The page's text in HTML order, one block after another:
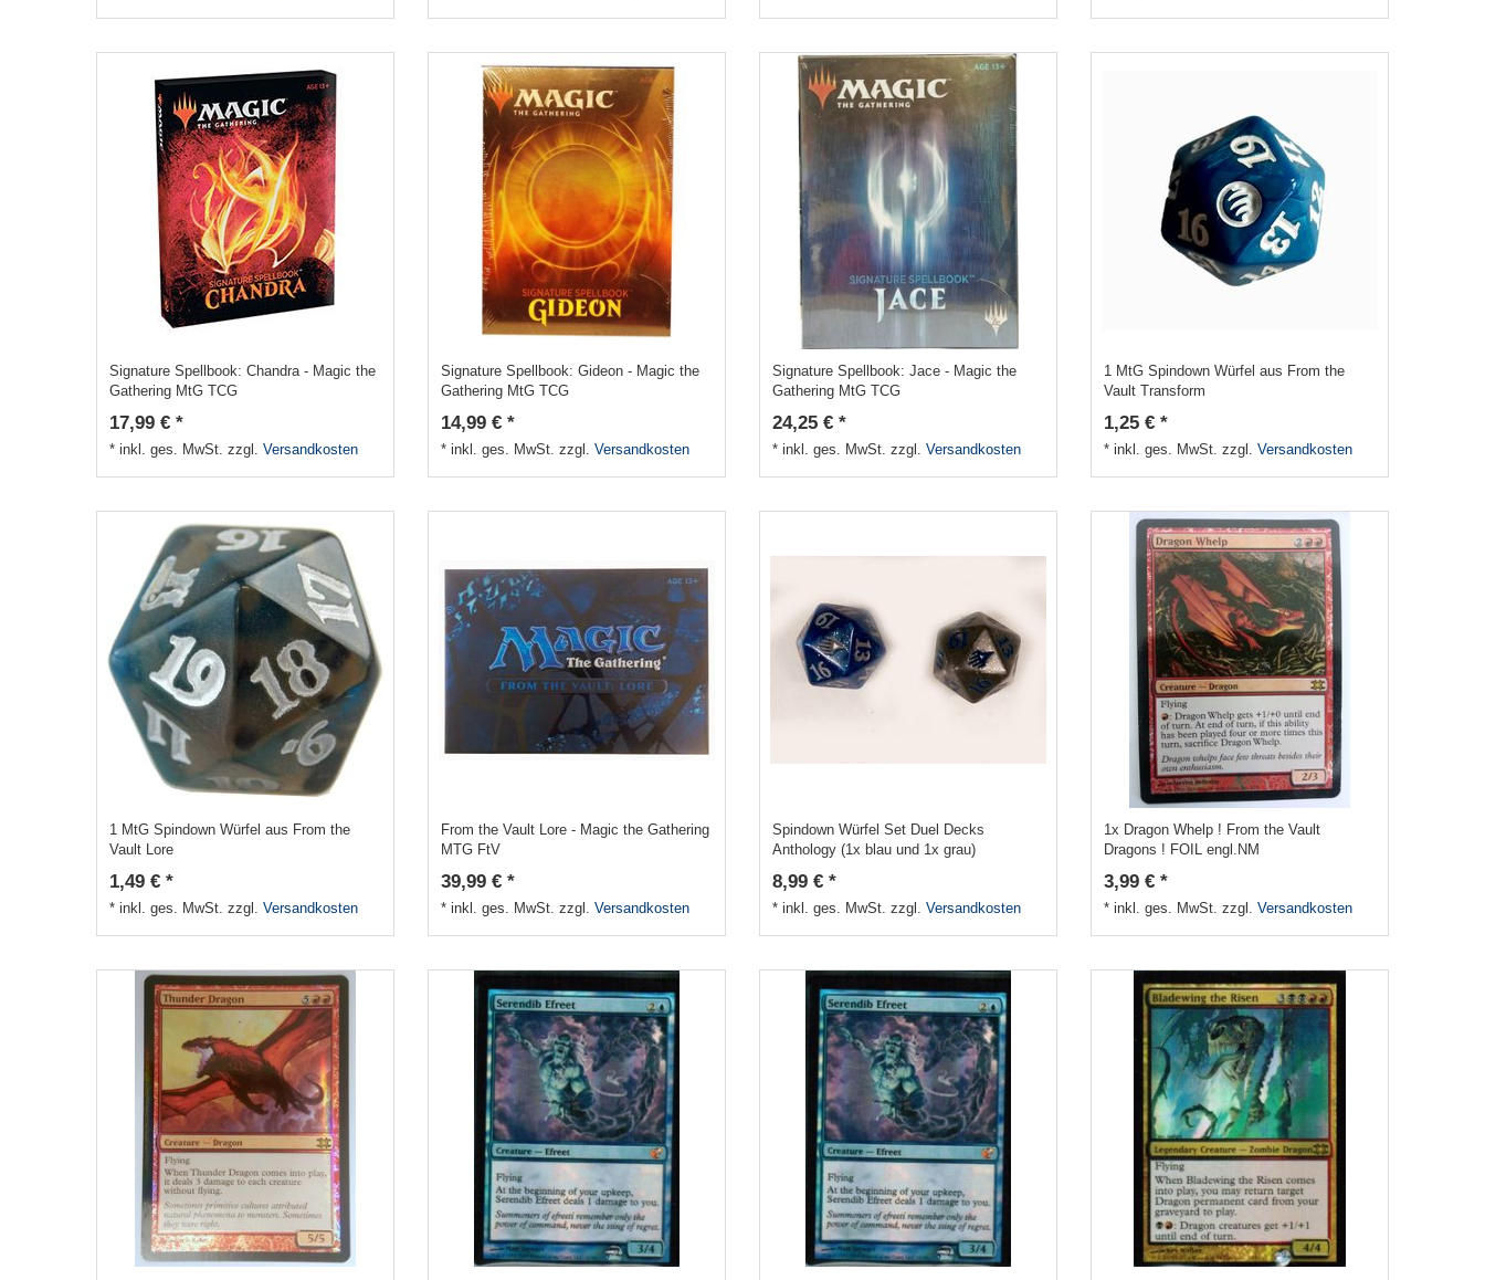
Signature Spellbook: Chandra - Magic the
Gathering MtG TCG
17,99 € *
*inkl. ges. MwSt. zzgl.Versandkosten
Signature Spellbook: Gideon - Magic the
Gathering MtG TCG
14,99 € *
*inkl. ges. MwSt. zzgl.Versandkosten
Signature Spellbook: Jace - Magic the
Gathering MtG TCG
24,25 € *
*inkl. ges. MwSt. zzgl.Versandkosten
1 MtG Spindown Würfel aus From the
Vault Transform
1,25 € *
*inkl. ges. MwSt. zzgl.Versandkosten
1 MtG Spindown Würfel aus From the
Vault Lore
1,49 € *
*inkl. ges. MwSt. zzgl.Versandkosten
From the Vault Lore - Magic the Gathering
MTG FtV
39,99 € *
*inkl. ges. MwSt. zzgl.Versandkosten
Spindown Würfel Set Duel Decks
Anthology (1x blau und 1x grau)
8,99 € *
*inkl. ges. MwSt. zzgl.Versandkosten
1x Dragon Whelp ! From the Vault
Dragons ! FOIL engl.NM
3,99 € *
*inkl. ges. MwSt. zzgl.Versandkosten